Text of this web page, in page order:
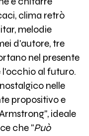
clima retrò
melodie
d'autore, tre
nel presente
l'occhio al futuro.
nelle
propositivo e
ideale
che "Può